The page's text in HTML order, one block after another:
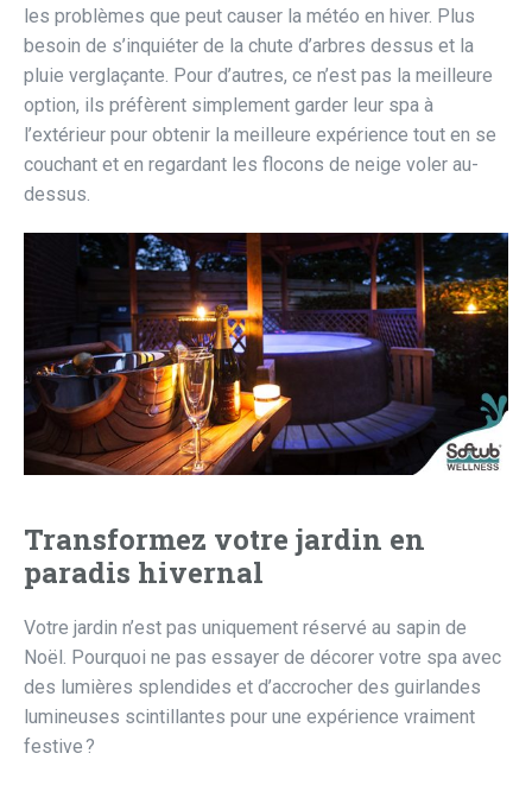
les problèmes que peut causer la météo en hiver. Plus
besoin de s’inquiéter de la chute d’arbres dessus et la
pluie verglaçante. Pour d’autres, ce n’est pas la meilleure
option, ils préfèrent simplement garder leur spa à
l’extérieur pour obtenir la meilleure expérience tout en se
couchant et en regardant les flocons de neige voler au-
dessus.
Transformez votre jardin en
paradis hivernal
Votre jardin n’est pas uniquement réservé au sapin de
Noël. Pourquoi ne pas essayer de décorer votre spa avec
des lumières splendides et d’accrocher des guirlandes
lumineuses scintillantes pour une expérience vraiment
festive ?